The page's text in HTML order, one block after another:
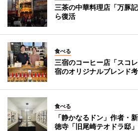
三茶の中華料理店「万豚
ら復活
食べる
三宿のコーヒー店「スコ
宿のオリジナルブレンド
食べる
「静かなるドン」作者
徳寺「旧尾崎テオドラ邸